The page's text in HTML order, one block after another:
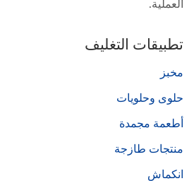
العملية.
تطبيقات التغليف
مخبز
حلوى وحلويات
أطعمة مجمدة
منتجات طازجة
انكماش